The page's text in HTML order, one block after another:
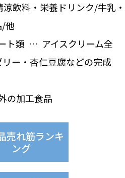
飲料・栄養ドリンク/牛乳・
/他
ト類 … アイスクリーム全
ー・杏仁豆腐などの完成
の加工食品
売れ筋ランキ
ング